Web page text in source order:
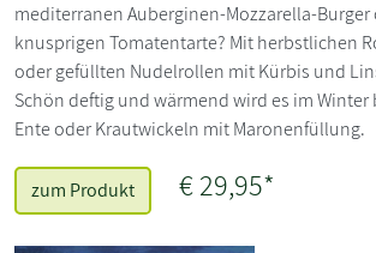
mediterranen Auberginen-Mozzarella-Burger
knusprigen Tomatentarte? Mit herbstlichen
oder gefüllten Nudelrollen mit Kürbis und
Schön deftig und wärmend wird es im
Ente oder Krautwickeln mit Maronenfüllung.
zum Produkt € 29,95*